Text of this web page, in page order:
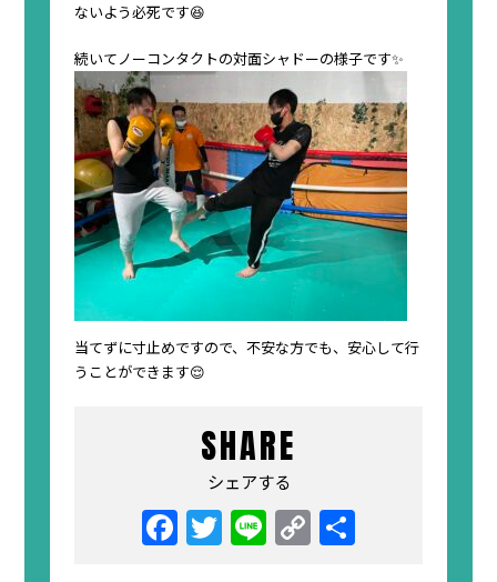
ないよう必死です😆
続いてノーコンタクトの対面シャドーの様子です✨
当てずに寸止めですので、不安な方でも、安心して行
うことができます😌
SHARE
シェアする